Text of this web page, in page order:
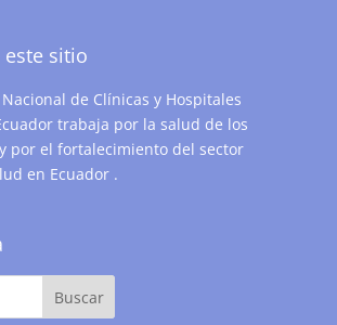
este sitio
de Clínicas y Hospitales
trabaja por la salud de los
por el fortalecimiento del sector
en Ecuador .